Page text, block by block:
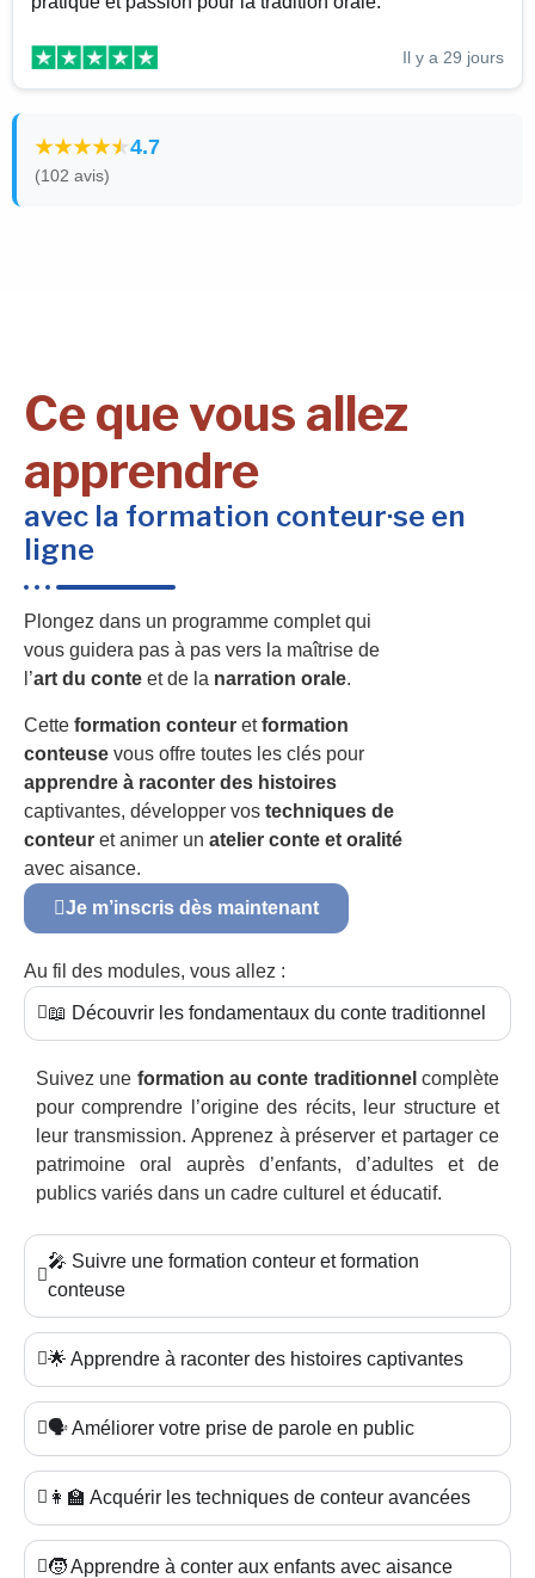
Il y a 29 jours
4.7
(102 avis)
Ce que vous allez
apprendre
avec la formation conteur·se en
ligne
Plongez dans un programme complet qui
vous guidera pas à pas vers la maîtrise de
l’art du conte et de la narration orale.
Cette formation conteur etformation
conteuse vous offre toutes les clés pour
apprendre à raconter des histoires
captivantes, développer vos techniques de
conteur et animer un atelier conte et oralité
avec aisance.
Je m’inscris dès maintenant
Au fil des modules, vous allez :
📖 Découvrir les fondamentaux du conte traditionnel
Suivez une formation au conte traditionnel complète
pour comprendre l’origine des récits, leur structure et
leur transmission. Apprenez à préserver et partager ce
patrimoine oral auprès d’enfants, d’adultes et de
publics variés dans un cadre culturel et éducatif.
🎤 Suivre une formation conteur et formation
conteuse
🌟 Apprendre à raconter des histoires captivantes
🗣️ Améliorer votre prise de parole en public
👩‍🏫 Acquérir les techniques de conteur avancées
🧒 Apprendre à conter aux enfants avec aisance